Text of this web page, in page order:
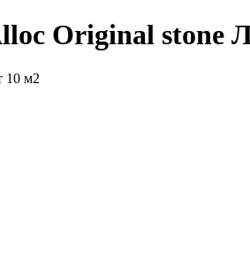
Original stone
10 м2